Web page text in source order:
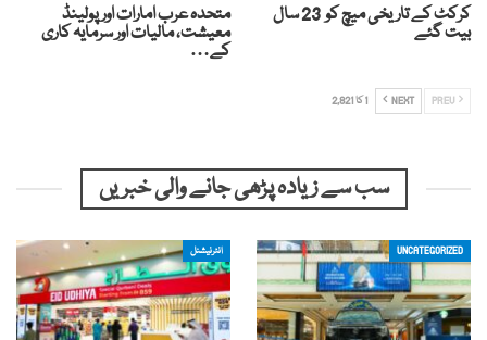
کرکٹ کے تاریخی میچ کو 23 سال
بیت گئے
متحدہ عرب امارات اور پولینڈ
معیشت، مالیات اور سرمایہ کاری
کے…
NEXT 1 کا 2,821
سب سے زیادہ پڑھی جانے والی خبریں
UNCATEGORIZED انٹرنیشنل